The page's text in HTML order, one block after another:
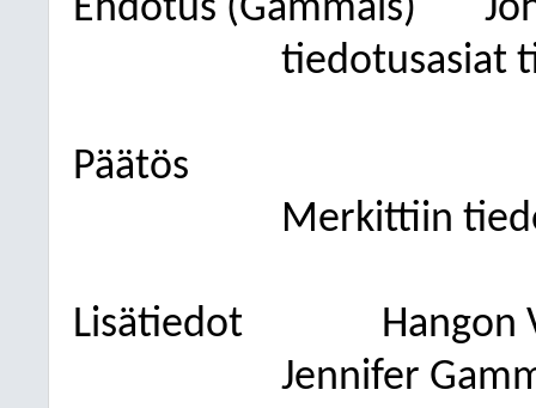
Ehdotus (Gammals)
tiedotusasiat
Päätös
Merkittiin
Lisätiedot
Hangon
Jennifer